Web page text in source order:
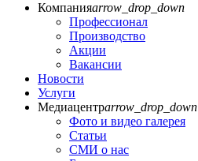
Компанияarrow_drop_down
Профессионал
Производство
Акции
Вакансии
Новости
Услуги
Медиацентрarrow_drop_down
Фото и видео галерея
Статьи
СМИ о нас